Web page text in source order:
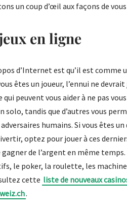
un coup d’œil aux façons de
en ligne
d’Internet est qu’il est
êtes un joueur, l’ennui ne
peuvent vous aider à ne pas
solo, tandis que d’autres vous
humains. Si vous êtes
optez pour jouer à ces
de l’argent en même temps.
le poker, la roulette, les
cette liste de nouveaux
.